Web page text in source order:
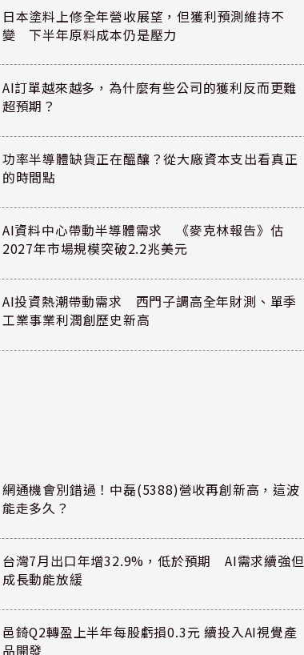
日本塗料上修全年營收展望，但獲利預測維持不
變 下半年原料成本仍是壓力
AI訂單越來越多，為什麼有些公司的獲利反而更難
超預期？
功率半導體缺貨正在醞釀？從大廠資本支出看真正
的時間點
AI資料中心帶動半導體需求 《麥克林報告》估
2027年市場規模突破2.2兆美元
AI投資熱潮帶動需求 西門子調高全年財測、單季
工業事業利潤創歷史新高
網通機會別錯過！中磊(5388)營收再創新高，這波
能走多久？
台灣7月出口年增32.9%，低於預期 AI需求續強但
成長動能放緩
邑錡Q2轉盈上半年每股虧損0.3元 續投入AI視覺產
品開發